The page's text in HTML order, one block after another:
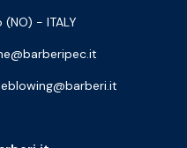
- ITALY